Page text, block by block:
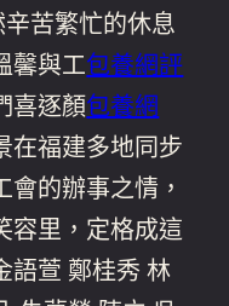
辛苦繁忙的休息
馨與工包養網評
喜逐顏包養網
在福建多地同步
的辦事之情，
容里，定格成這
語萱 鄭桂秀 林